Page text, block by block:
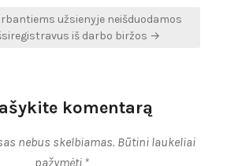
užsienyje neišduodamos
iš darbo biržos →
komentarą
nebus skelbiamas. Būtini laukeliai
pažymėti *